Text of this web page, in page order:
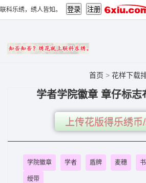
联科乐绣，绣人皆知。
首页 > 花样下载
学者学院徽章 章仔标志
上传花版得乐绣币
学院徽章 学者 盾牌 麦穗
绶带